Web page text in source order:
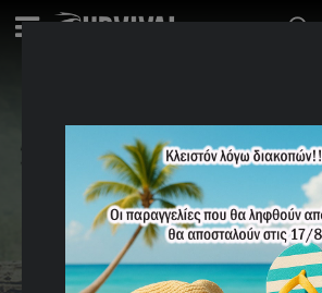
Αυτοφουσκωτά Στρώματα &
Υποστρώματα Κάμπινγκ